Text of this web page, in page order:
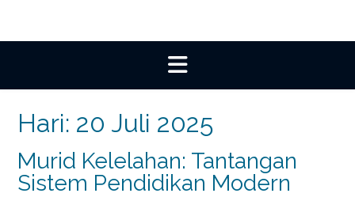
Hari: 20 Juli 2025
Murid Kelelahan: Tantangan
Sistem Pendidikan Modern